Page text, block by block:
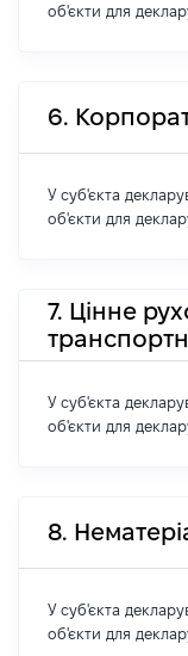
об'єкти для
6.
У суб'єкта
об'єкти для
7. Цінне
У суб'єкта
об'єкти для
8.
У суб'єкта
об'єкти для